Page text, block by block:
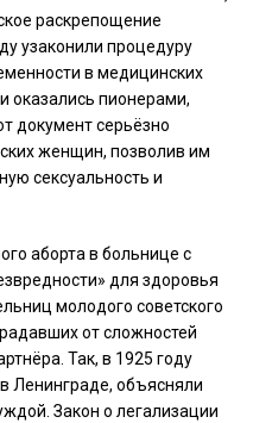
раскрепощение
узаконили процедуру
в медицинских
оказались пионерами,
документ серьёзно
женщин, позволив им
сексуальность и
аборта в больнице с
для здоровья
молодого советского
от сложностей
Так, в 1925 году
Ленинграде, объясняли
Закон о легализации